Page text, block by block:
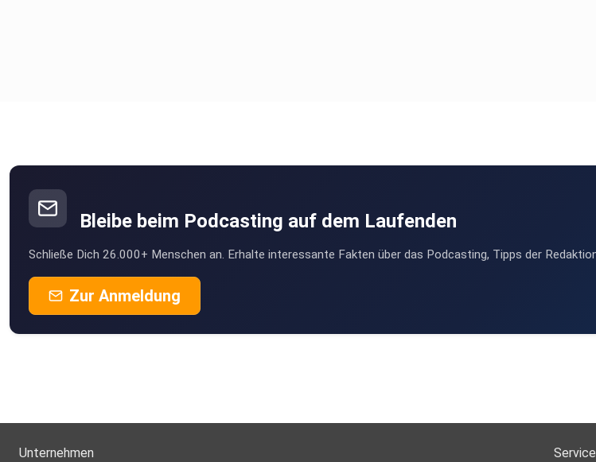
Bleibe beim Podcasting auf dem Laufenden
Schließe Dich 26.000+ Menschen an. Erhalte interessante Fakten über das Podcasting, Tipps der
Zur Anmeldung
Unternehmen Service